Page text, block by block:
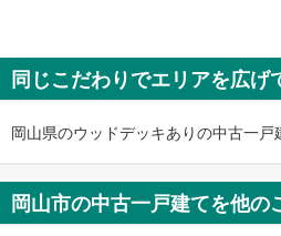
岡山市南区
2,480万円
未定
建物面積 -
同じこだわりでエリアを広げ
岡山県のウッドデッキありの中古一戸
岡山市の中古一戸建てを他の